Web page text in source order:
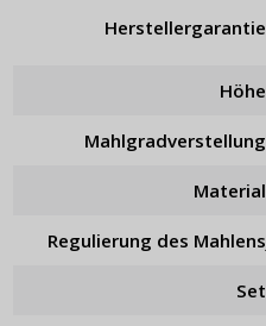
Herstellergarantie
Höhe
Mahlgradverstellung
Material
Regulierung des Mahlens
Set